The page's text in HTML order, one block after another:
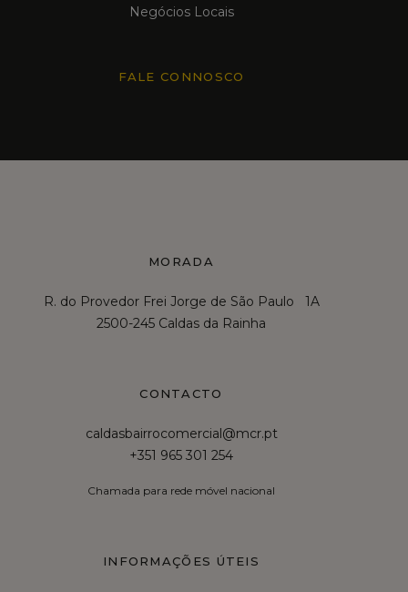
Negócios Locais
FALE CONNOSCO
MORADA
R. do Provedor Frei Jorge de São Paulo 1A
2500-245 Caldas da Rainha
CONTACTO
caldasbairrocomercial@mcr.pt
+351 965 301 254
Chamada para rede móvel nacional
INFORMAÇÕES ÚTEIS